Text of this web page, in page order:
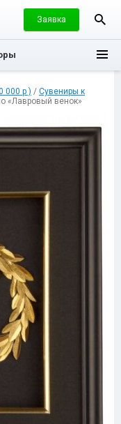
Заявка
000 р ) / Сувениры к
«Лавровый венок»